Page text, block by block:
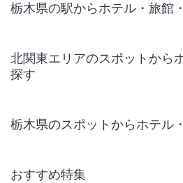
栃木県の駅からホテル・旅館
北関東エリアのスポットから
探す
栃木県のスポットからホテル
おすすめ特集